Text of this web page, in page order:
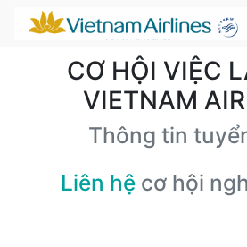
CƠ HỘI VIỆC
VIETNAM
Thông tin
Liên hệ cơ hội